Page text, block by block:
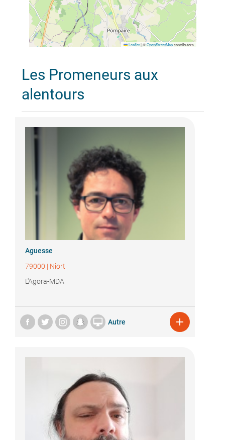
Leaflet |©OpenStreetMapcontributors
Les Promeneurs aux
alentours
Aguesse
79000 | Niort
L'Agora-MDA
 Autre 